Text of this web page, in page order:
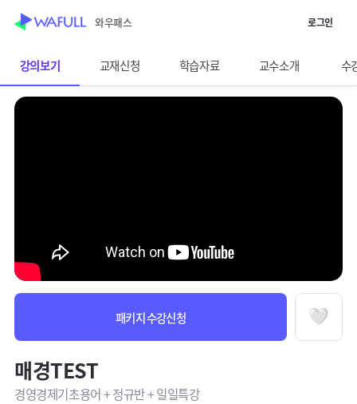
스킵 네비게이션
WASUB 자격증 구독
와우패스 로그인
이전화면보기 매경TEST
과정정보
수강안내
패키지 수강신청 찜
매경TEST
경영경제기초용어 + 정규반 + 일일특강
강의보기 교재신청 학습자료 교수소개 수
선택바